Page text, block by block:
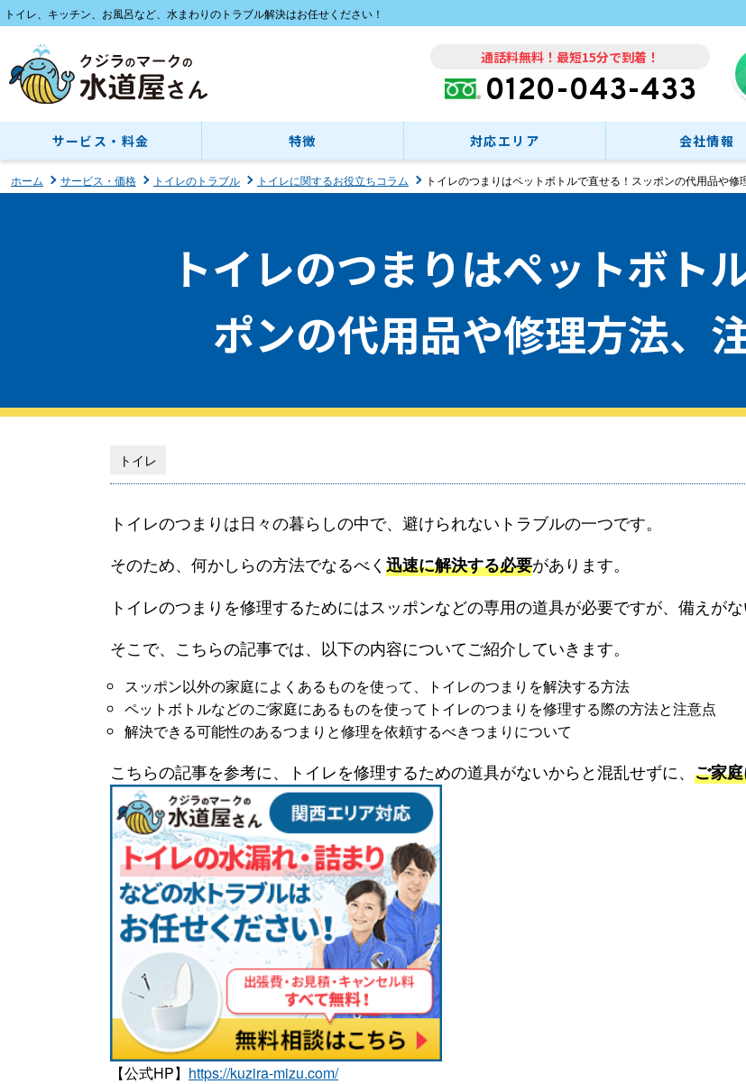
トイレ、キッチン、お風呂など、水まわりのトラブル解決はお任せください！
通話料無料！最短15分で到着！
0120-043-433
サービス・料金 特徴 対応エリア 会社情報
ホーム サービス・価格 トイレのトラブル トイレに関するお役立ちコラム トイレのつまりはペットボトルで直せる！スッポンの代用品や修
トイレのつまりはペットボト
ポンの代用品や修理方法、
トイレ
トイレのつまりは日々の暮らしの中で、避けられないトラブルの一つです。
そのため、何かしらの方法でなるべく 迅速に解決する必要があります。
トイレのつまりを修理するためにはスッポンなどの専用の道具が必要ですが、備えが
そこで、こちらの記事では、以下の内容についてご紹介していきます。
スッポン以外の家庭によくあるものを使って、トイレのつまりを解決する方法
ペットボトルなどのご家庭にあるものを使ってトイレのつまりを修理する際の方法と注意点
解決できる可能性のあるつまりと修理を依頼するべきつまりについて
こちらの記事を参考に、トイレを修理するための道具がないからと混乱せずに、 ご家
【公式HP】 https://kuzira-mizu.com/